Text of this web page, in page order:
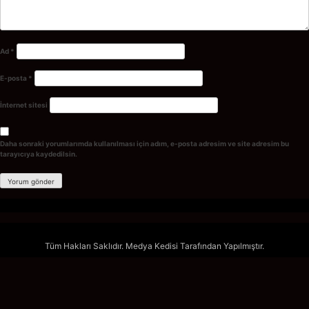
Ad *
E-posta *
İnternet sitesi
Daha sonraki yorumlarımda kullanılması için adım, e-posta adresim ve site adresim bu
tarayıcıya kaydedilsin.
Tüm Hakları Saklıdır. Medya Kedisi Tarafından Yapılmıştır.